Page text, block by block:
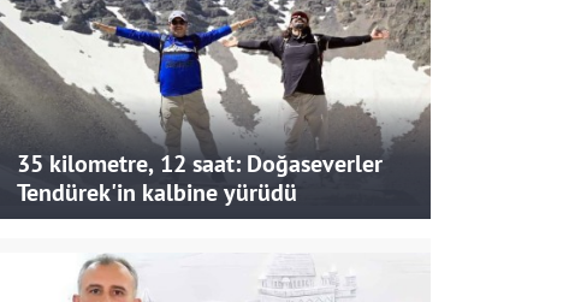
35 kilometre, 12 saat: Doğaseverler
Tendürek'in kalbine yürüdü